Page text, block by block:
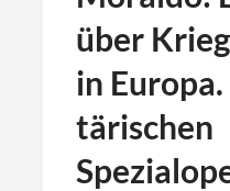
über
in
tärischen